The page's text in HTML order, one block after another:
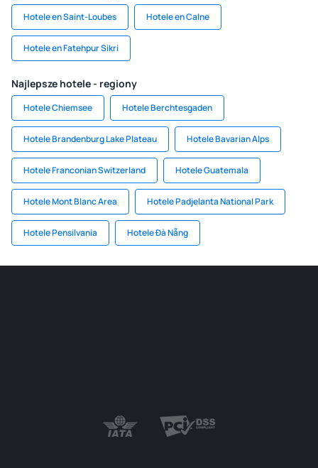
Hotele en Saint-Loubes Hotele en Calne
Hotele en Fatehpur Sikri
Najlepsze hotele - regiony
Hotele Chiemsee Hotele Berchtesgaden
Hotele Brandenburg Lake Plateau Hotele Bavarian Alps
Hotele Franconian Switzerland Hotele Guatemala
Hotele Mont Blanc Area Hotele Padjelanta National Park
Hotele Pensilvania Hotele Đà Nẵng